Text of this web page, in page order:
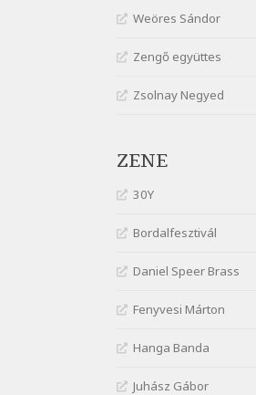
Szélkiáltó
József Attila:
József Attila:
Szélkiáltó
József Attila:
József Attila:
Szélkiáltó
Szélkiáltó
K. I. Galczynski:
Chopinnal
Weöres Sándor
Zengő együttes
Zsolnay Negyed
ZENE
30Y
Bordalfesztivál
Daniel Speer Brass
Fenyvesi Márton
Hanga Banda
Juhász Gábor